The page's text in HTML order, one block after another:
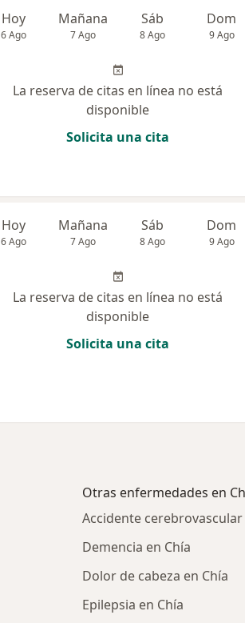
Hoy
6 Ago
Mañana
7 Ago
Sáb
8 Ago
Dom
9 Ago
La reserva de citas en línea no está
disponible
Solicita una cita
Hoy
6 Ago
Mañana
7 Ago
Sáb
8 Ago
Dom
9 Ago
La reserva de citas en línea no está
disponible
Solicita una cita
Otras enfermedades en
Accidente cerebrovascular
Demencia en Chía
Dolor de cabeza en Chía
Epilepsia en Chía